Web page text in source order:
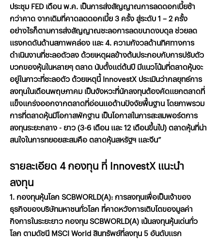
ประชุม FEDเดือนพ.ค. เป็นการส่งสัญญาณการลดดอกเบี้ยช้า
กว่าคาดจากเดิมที่คาดลดดอกเบี้ย3 ครั้งสู่ระดับ1 – 2 ครั้ง
อย่างไรก็ตามการส่งสัญญาณชะลอการลดขนาดงบดุลช่วยลด
แรงกดดันด้านสภาพคล่อง และ4. ความกังวลด้านทิศทางการ
ดำเนินงานที่ชะลอตัวลงด้วยเหตุผลข้างต้นประกอบกับการปรับตัว
บวกของหุ้นในหลายๆตลาด นับตั้งแต่ต้นปี มีแนวโน้มที่ตลาดหุ้นจะ
อยู่ในภาวะที่ชะลอตัวด้วยเหตุนี้InnovestX ประเมินว่ากลยุทธ์การ
ลงทุนในเดือนพฤษภาคม เป็นจังหวะที่นักลงทุนต้องคัดแยกตลาดที่
แข็งแกร่งออกจากตลาดที่อ่อนแอด้านปัจจัยพื้นฐานโดยภาพรวม
การที่ตลาดหุ้นมีโอกาสพักฐาน เป็นโอกาสในการสะสมพอร์ตการ
ลงทุนระยะกลาง- ยาว(3-6 เดือน และ12 เดือนขึ้นไป)ตลาดหุ้นที่น่า
สนใจในการทยอยสะสมคือตลาดหุ้นสหรัฐฯ และจีน”
รายละเอียด 4 กองทุน ที่ InnovestX แนะนำ
ลงทุน
1. กองทุนหุ้นโลก SCBWORLD(A): การลงทุนเพื่อเป็นเจ้าของ
ธุรกิจของบริษัทมหาชนทั่วโลก ที่คาดหวังการเติบโตของมูลค่า
กิจการในระยะยาว กองทุน SCBWORLD(A) เน้นลงทุนหุ้นเด่นทั่ว
โลก ตามดัชนี MSCI World สินทรัพย์ที่ลงทุน 5 อันดับแรก